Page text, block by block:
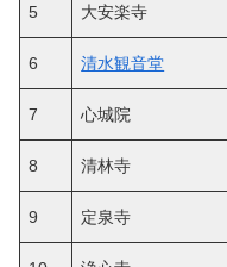
5 大安楽寺
6 清水観音堂
7 心城院
8 清林寺
9 定泉寺